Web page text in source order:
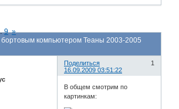
бортовым компьютером Теаны 2003-2005
9 »
Поделиться
1
16.09.2009 03:51:22
В общем смотрим по
картинкам: